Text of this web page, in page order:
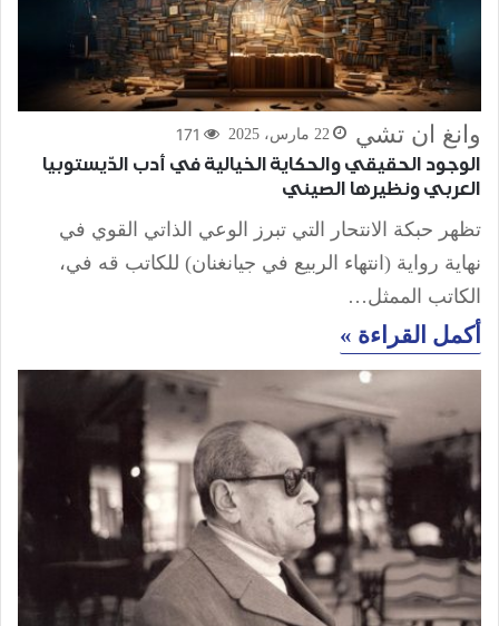
وانغ آن تشي 22 مارس، 2025 171
الوجود الحقيقي والحكاية الخيالية في أدب الدّيستوبيا
العربي ونظيرها الصيني
تظهر حبكة الانتحار التي تبرز الوعي الذاتي القوي في
نهاية رواية (انتهاء الربيع في جيانغنان) للكاتب قه في،
الكاتب الممثل…
أكمل القراءة »